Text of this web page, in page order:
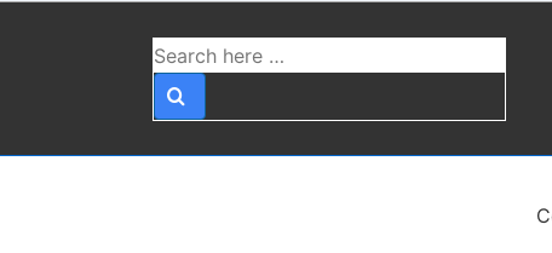
može dovesti do regulatorne
programa, a u slučaju utvrđenih
postaje kažnjene zbog emitiranja
desetaka tisuća eura.
Analitičari koji prate ovo tržište,
Search
for: